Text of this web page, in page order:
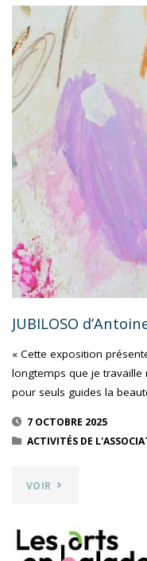
L’IMAGE
INSTALLATION
PHOTOGRAPHIQUE
DE
NICOLE
CONGARD"
JUBILOSO
« Cette exposition
longtemps que je travaille
pour seuls guides la
7 OCTOBRE 2025
ACTIVITÉS DE
VOIR "JUBILOSO
VOISIN"